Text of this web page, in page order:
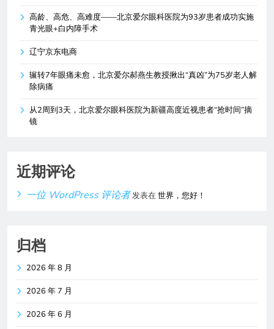
高龄、高危、高难度——北京爱尔眼科医院为93岁患者成功实施
青光眼+白内障手术
辽宁京东电商
辗转7年眼痛未愈，北京爱尔郝燕生教授揪出“真凶”为75岁老人解
除病痛
从2周到3天，北京爱尔眼科医院为新疆高度近视患者“抢时间”摘
镜
近期评论
一位 WordPress 评论者发表在世界，您好！
归档
2026 年 8 月
2026 年 7 月
2026 年 6 月